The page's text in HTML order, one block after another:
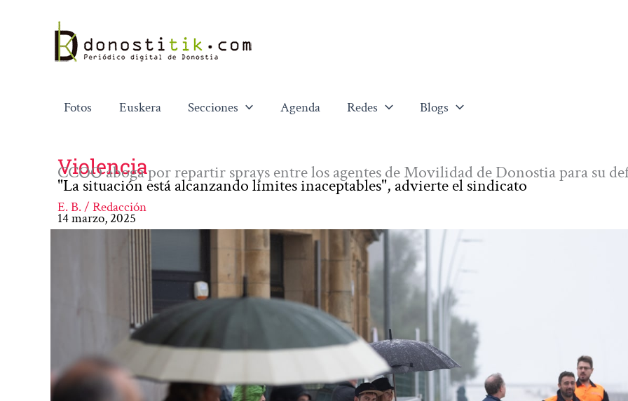
contenido
Fotos Euskera Secciones Agenda Redes Blogs
Violencia
CCOO aboga por repartir sprays entre los agentes de Movilidad de Donostia para su
"La situación está alcanzando límites inaceptables", advierte el sindicato
E. B. / Redacción
14 marzo, 2025